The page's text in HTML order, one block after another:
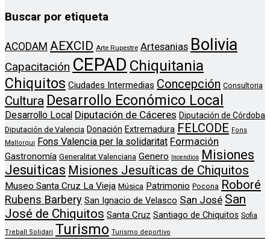
Buscar por etiqueta
ACODAM AEXCID Arte Rupestre Artesanias Bolivia
Capacitación CEPAD Chiquitania
Chiquitos Ciudades Intermedias Concepción Consultoria
Cultura Desarrollo Económico Local
Desarrollo Local Diputación de Cáceres Diputación de Córdoba
Diputación de Valencia Donación Extremadura FELCODE Fons
Mallorqui Fons Valencia per la solidaritat Formación
Gastronomía Generalitat Valenciana Genero Incendios Misiones
Jesuiticas Misiones Jesuíticas de Chiquitos
Museo Santa Cruz La Vieja Música Patrimonio Pocona Roboré
Rubens Barbery San Ignacio de Velasco San José San
José de Chiquitos Santa Cruz Santiago de Chiquitos Sofia
Treball Solidari Turismo Turismo deportivo